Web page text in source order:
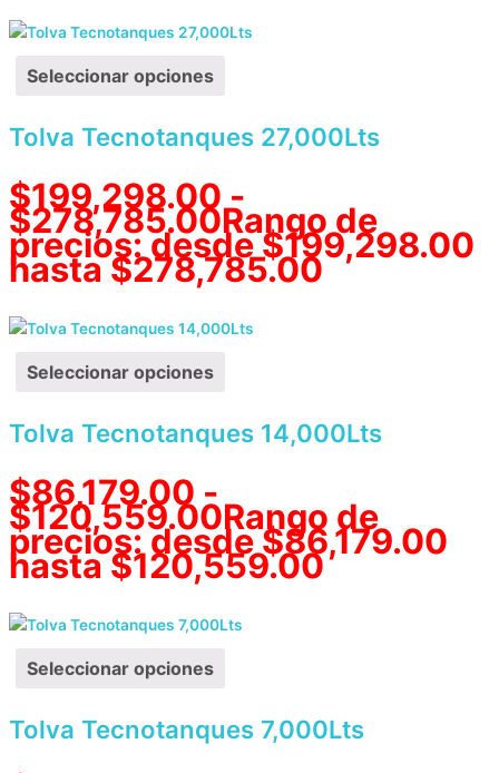
Seleccionar opciones
Tolva Tecnotanques 27,000Lts
$199,298.00 -
$278,785.00Rango de
precios: desde $199,298.00
hasta $278,785.00
Seleccionar opciones
Tolva Tecnotanques 14,000Lts
$86,179.00 -
$120,559.00Rango de
precios: desde $86,179.00
hasta $120,559.00
Seleccionar opciones
Tolva Tecnotanques 7,000Lts